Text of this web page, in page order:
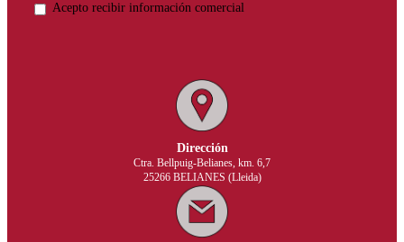
Acepto recibir información comercial
Dirección
Ctra. Bellpuig-Belianes, km. 6,7
25266 BELIANES (Lleida)